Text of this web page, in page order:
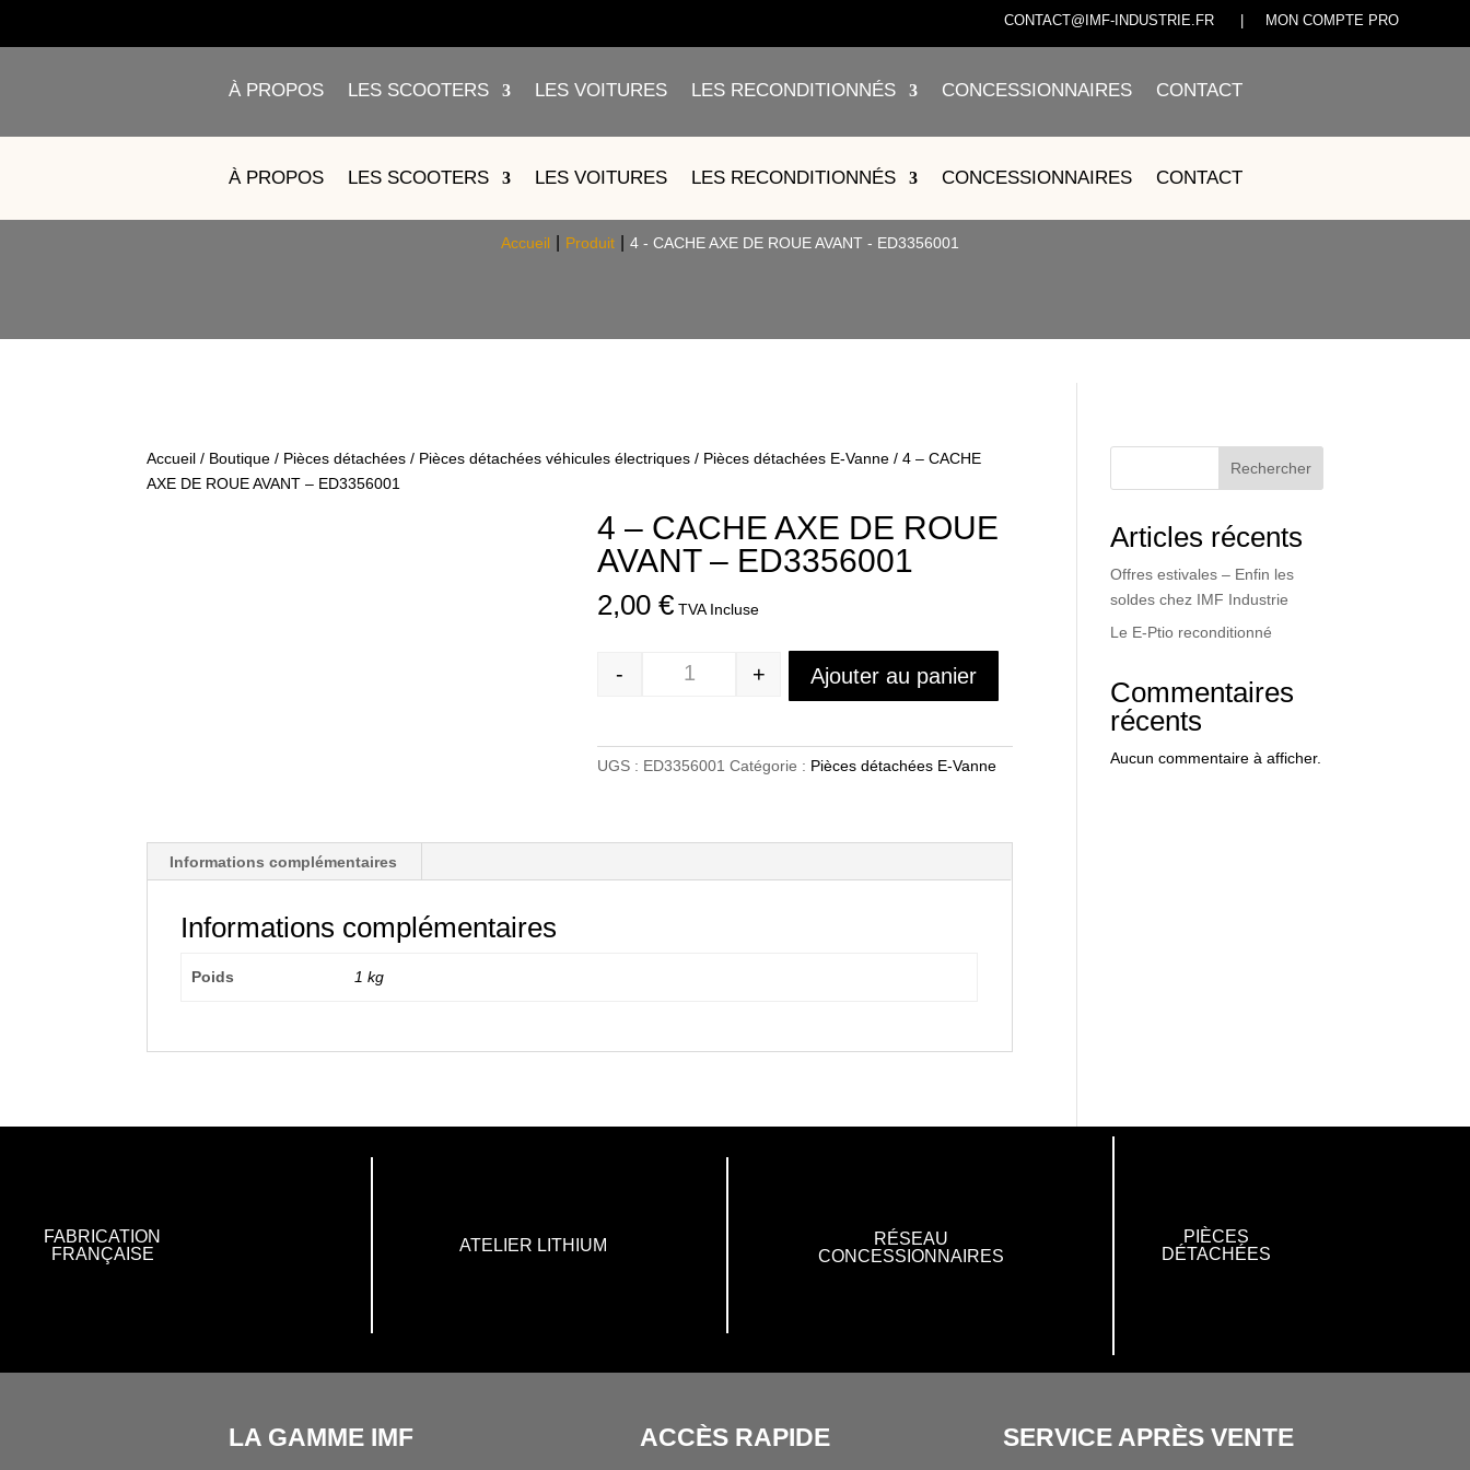
CONTACT@IMF-INDUSTRIE.FR MON COMPTE PRO
À PROPOS LES SCOOTERS LES VOITURES LES RECONDITIONNÉS CONCESSIONNAIRES CONTACT
À PROPOS LES SCOOTERS LES VOITURES LES RECONDITIONNÉS CONCESSIONNAIRES CONTACT
4 – CACHE AXE DE ROUE AVANT – ED3356001
Accueil Produit 4 - CACHE AXE DE ROUE AVANT - ED3356001
Accueil / Boutique / Pièces détachées / Pièces détachées véhicules électriques / Pièces détachées E-Vanne / 4 – CACHE
AXE DE ROUE AVANT – ED3356001
4 – CACHE AXE DE ROUE
AVANT – ED3356001
2,00€ TVA Incluse
Quantité
- + Ajouter au panier
UGS : ED3356001 Catégorie : Pièces détachées E-Vanne
Informations complémentaires
Informations complémentaires
Poids 1 kg
Rechercher
Articles récents
Offres estivales – Enfin les
soldes chez IMF Industrie
Le E-Ptio reconditionné
Commentaires
récents
Aucun commentaire à afficher.
FABRICATION
FRANÇAISE
ATELIER LITHIUM
RÉSEAU
CONCESSIONNAIRES
PIÈCES
DÉTACHÉES
LA GAMME IMF ACCÈS RAPIDE SERVICE APRÈS VENTE